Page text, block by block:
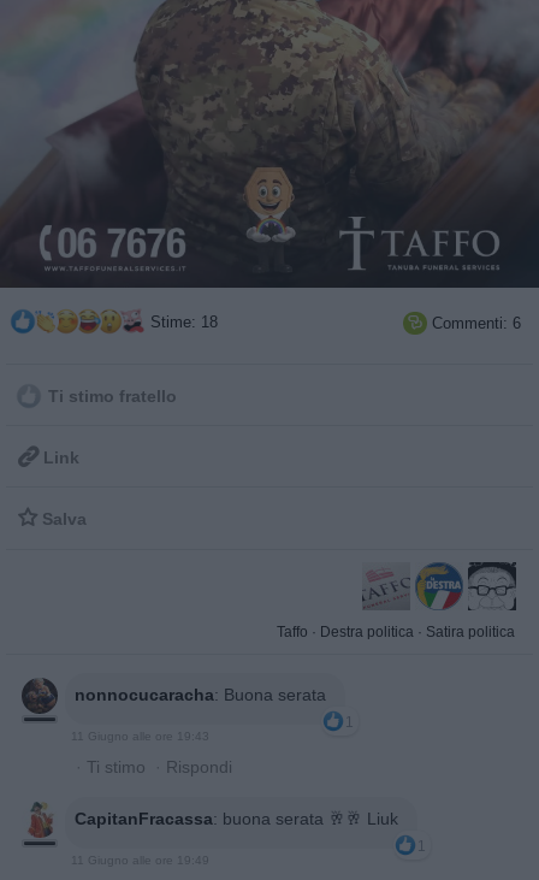
Stime: 18  Commenti: 6
Ti stimo fratello
 Link
 Salva
Taffo · Destra politica · Satira politica
nonnocucaracha: Buona serata
1
11 Giugno alle ore 19:43
· Ti stimo · Rispondi
CapitanFracassa: buona serata 🥂🥂 Liuk
1
11 Giugno alle ore 19:49